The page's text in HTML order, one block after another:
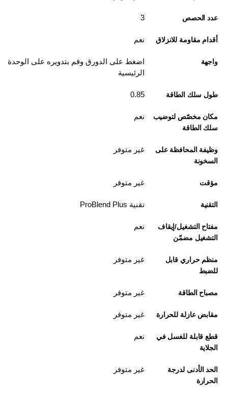
عدد الحصص 3
أقدام مقاومة للانزلاق نعم
واجهة
اضغط على الدورق وقم بتدويره على الوحدة
الرئيسية
طول سلك الطاقة 0.85
مكان مخصّص لتوضيب
سلك الطاقة
نعم
وظيفة المحافظة على
السخونة
غير متوفر
مؤقت غير متوفر
التقنية تقنية ProBlend Plus
مفتاح التشغيل/إيقاف
التشغيل مضمّن
نعم
منظم حراري قابل
للضبط
غير متوفر
مصباح الطاقة غير متوفر
مقابض عازلة للحرارة غير متوفر
قطع قابلة للغسل في
الجلاية
نعم
الحد الأدنى لدرجة
الحرارة
غير متوفر